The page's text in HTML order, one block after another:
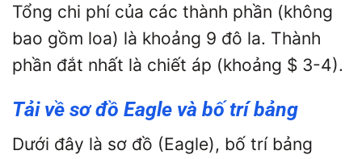
Tổng chi phí của các thành phần (không
bao gồm loa) là khoảng 9 đô la. Thành
phần đắt nhất là chiết áp (khoảng $ 3-4).
Tải về sơ đồ Eagle và bố trí bảng
Dưới đây là sơ đồ (Eagle), bố trí bảng